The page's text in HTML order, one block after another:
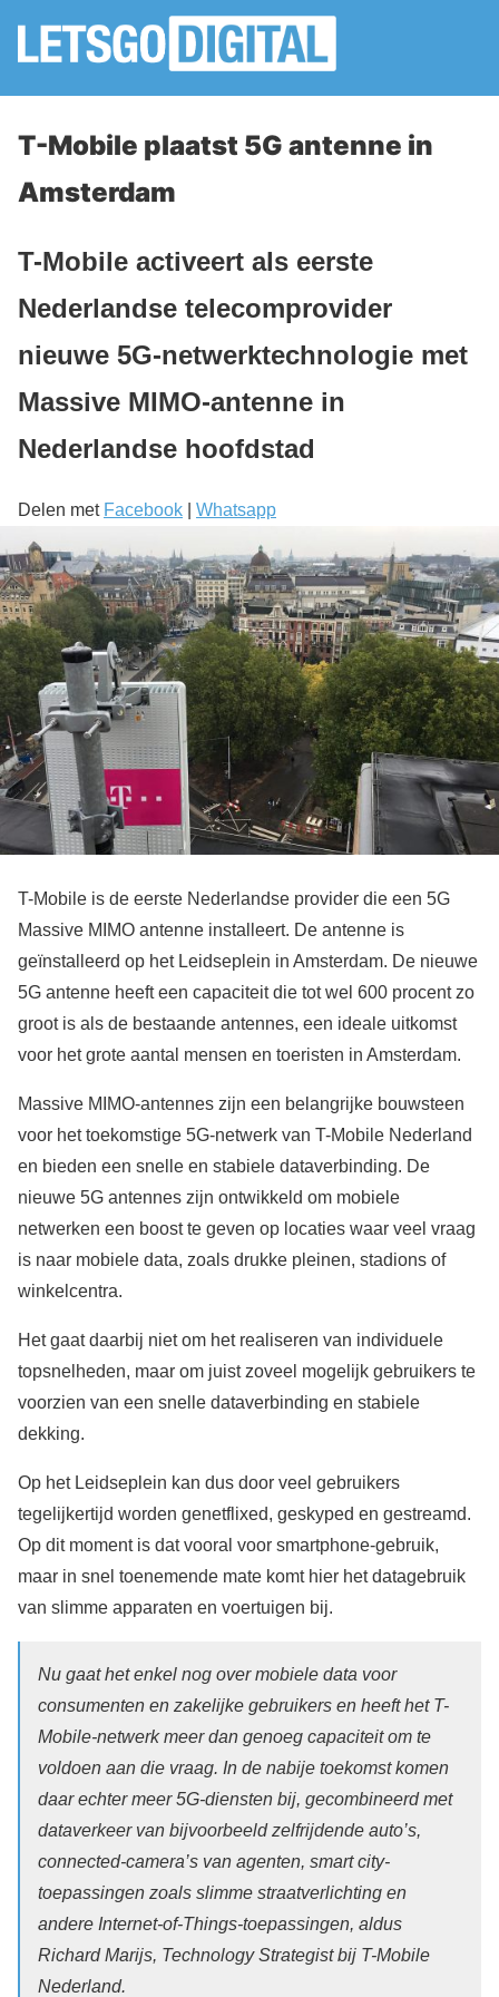
T-Mobile plaatst 5G antenne in
Amsterdam
T-Mobile activeert als eerste
Nederlandse telecomprovider
nieuwe 5G-netwerktechnologie met
Massive MIMO-antenne in
Nederlandse hoofdstad
Delen met Facebook Whatsapp
T-Mobile is de eerste Nederlandse provider die een 5G
Massive MIMO antenne installeert. De antenne is
geïnstalleerd op het Leidseplein in Amsterdam. De nieuwe
5G antenne heeft een capaciteit die tot wel 600 procent zo
groot is als de bestaande antennes, een ideale uitkomst
voor het grote aantal mensen en toeristen in Amsterdam.
Massive MIMO-antennes zijn een belangrijke bouwsteen
voor het toekomstige 5G-netwerk van T-Mobile Nederland
en bieden een snelle en stabiele dataverbinding. De
nieuwe 5G antennes zijn ontwikkeld om mobiele
netwerken een boost te geven op locaties waar veel vraag
is naar mobiele data, zoals drukke pleinen, stadions of
winkelcentra.
Het gaat daarbij niet om het realiseren van individuele
topsnelheden, maar om juist zoveel mogelijk gebruikers te
voorzien van een snelle dataverbinding en stabiele
dekking.
Op het Leidseplein kan dus door veel gebruikers
tegelijkertijd worden genetflixed, geskyped en gestreamd.
Op dit moment is dat vooral voor smartphone-gebruik,
maar in snel toenemende mate komt hier het datagebruik
van slimme apparaten en voertuigen bij.
Nu gaat het enkel nog over mobiele data voor
consumenten en zakelijke gebruikers en heeft het T-
Mobile-netwerk meer dan genoeg capaciteit om te
voldoen aan die vraag. In de nabije toekomst komen
daar echter meer 5G-diensten bij, gecombineerd met
dataverkeer van bijvoorbeeld zelfrijdende auto’s,
connected-camera’s van agenten, smart city-
toepassingen zoals slimme straatverlichting en
andere Internet-of-Things-toepassingen, aldus
Richard Marijs, Technology Strategist bij T-Mobile
Nederland.